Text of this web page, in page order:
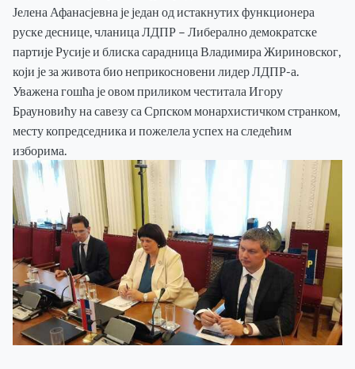
ПОЧЕТНА
ВЕСТИ
ДОГАЂАЈИ
ГАЛЕРИЈА
О НАМА
Јелена Афанасјевна је један од истакнутих функционера
руске деснице, чланица ЛДПР – Либерално демократске
партије Русије и блиска сарадница Владимира Жириновског,
који је за живота био неприкосновени лидер ЛДПР-а.
Уважена гошћа је овом приликом честитала Игору
Брауновићу на савезу са Српском монархистичком странком,
месту копредседника и пожелела успех на следећим
изборима.